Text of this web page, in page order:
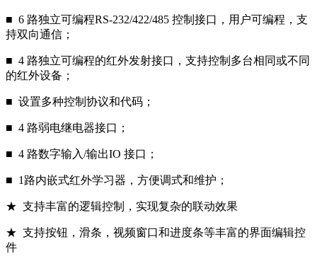
■ 6 路独立可编程RS-232/422/485 控制接口，用户可编程，支
持双向通信；
■ 4 路独立可编程的红外发射接口，支持控制多台相同或不同
的红外设备；
■ 设置多种控制协议和代码；
■ 4 路弱电继电器接口；
■ 4 路数字输入/输出IO 接口；
■ 1路内嵌式红外学习器，方便调式和维护；
★ 支持丰富的逻辑控制，实现复杂的联动效果
★ 支持按钮，滑条，视频窗口和进度条等丰富的界面编辑控
件